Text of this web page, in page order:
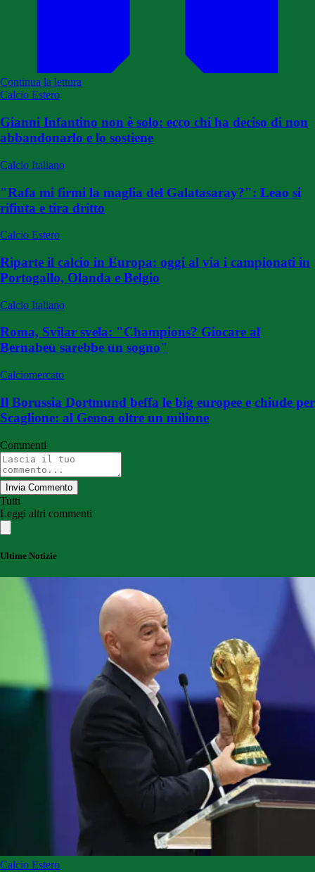
Continua la lettura
Calcio Estero
Gianni Infantino non è solo: ecco chi ha deciso di non
abbandonarlo e lo sostiene
Calcio Italiano
"Rafa mi firmi la maglia del Galatasaray?": Leao si
rifiuta e tira dritto
Calcio Estero
Riparte il calcio in Europa: oggi al via i campionati in
Portogallo, Olanda e Belgio
Calcio Italiano
Roma, Svilar svela: "Champions? Giocare al
Bernabeu sarebbe un sogno"
Calciomercato
Il Borussia Dortmund beffa le big europee e chiude per
Scaglione: al Genoa oltre un milione
Commenti
Invia Commento
Tutti
Leggi altri commenti
Ultime Notizie
Calcio Estero